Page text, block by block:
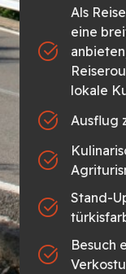
Als
eine
lokale
Ausflug
Stand-
Besuch